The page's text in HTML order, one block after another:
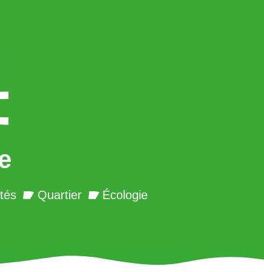
Quartier Écologie